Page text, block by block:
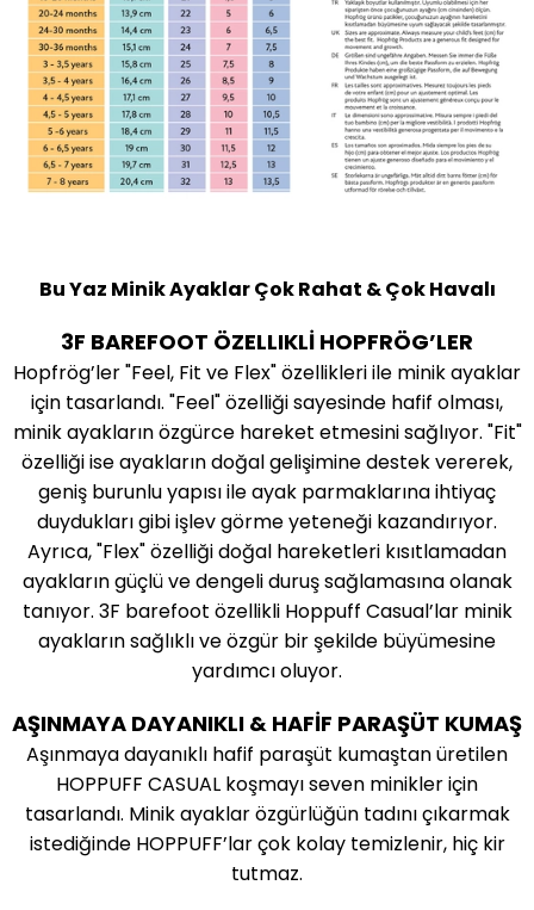
Bu Yaz Minik Ayaklar Çok Rahat & Çok Havalı
3F BAREFOOT ÖZELLIKLİ HOPFRÖG’LER
Hopfrög’ler "Feel, Fit ve Flex" özellikleri ile minik ayaklar
için tasarlandı. "Feel" özelliği sayesinde hafif olması,
minik ayakların özgürce hareket etmesini sağlıyor. "Fit"
özelliği ise ayakların doğal gelişimine destek vererek,
geniş burunlu yapısı ile ayak parmaklarına ihtiyaç
duydukları gibi işlev görme yeteneği kazandırıyor.
Ayrıca, "Flex" özelliği doğal hareketleri kısıtlamadan
ayakların güçlü ve dengeli duruş sağlamasına olanak
tanıyor. 3F barefoot özellikli Hoppuff Casual’lar minik
ayakların sağlıklı ve özgür bir şekilde büyümesine
yardımcı oluyor.
AŞINMAYA DAYANIKLI & HAFİF PARAŞÜT KUMAŞ
Aşınmaya dayanıklı hafif paraşüt kumaştan üretilen
HOPPUFF CASUAL koşmayı seven minikler için
tasarlandı. Minik ayaklar özgürlüğün tadını çıkarmak
istediğinde HOPPUFF’lar çok kolay temizlenir, hiç kir
tutmaz.